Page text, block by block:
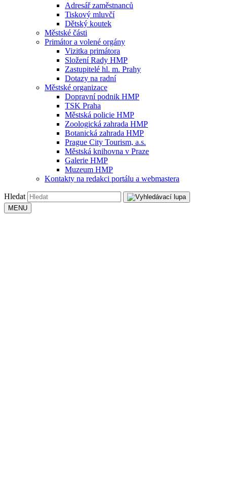
Adresář zaměstnanců
Tiskový mluvčí
Dětský koutek
Městské části
Primátor a volené orgány
Vizitka primátora
Složení Rady HMP
Zastupitelé hl. m. Prahy
Dotazy na radní
Městské organizace
Dopravní podnik HMP
TSK Praha
Městská policie HMP
Zoologická zahrada HMP
Botanická zahrada HMP
Prague City Tourism, a.s.
Městská knihovna v Praze
Galerie HMP
Muzeum HMP
Kontakty na redakci portálu a webmastera
Hledat
MENU